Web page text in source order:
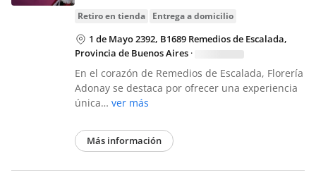
retiro en tienda entrega a domicilio
1 de Mayo 2392, B1689 Remedios de Escalada,
Provincia de Buenos Aires ·
En el corazón de Remedios de Escalada, Florería
Adonay se destaca por ofrecer una experiencia
única… ver más
Más información